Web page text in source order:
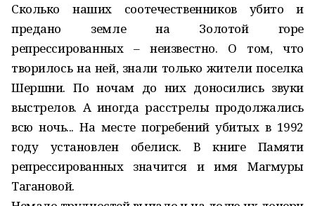
Сколько наших соотечественников убито и
предано земле на Золотой горе
репрессированных – неизвестно. О том, что
творилось на ней, знали только жители поселка
Шершни. По ночам до них доносились звуки
выстрелов. А иногда расстрелы продолжались
всю ночь... На месте погребений убитых в 1992
году установлен обелиск. В книге Памяти
репрессированных значится и имя Магмуры
Тагановой.